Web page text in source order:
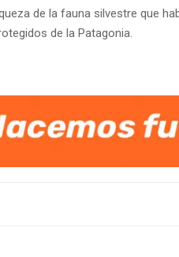
de la fauna silvestre que
de la Patagonia.